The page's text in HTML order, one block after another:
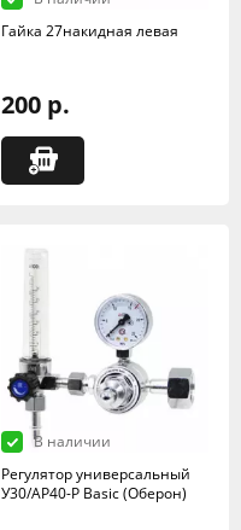
Гайка 27накидная левая
200 р.
В наличии
Регулятор универсальный
У30/АР40-Р Basic (Оберон)